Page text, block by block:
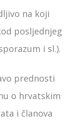
na koji
posljednjeg
i sl.).
prednosti
o hrvatskim
i članova